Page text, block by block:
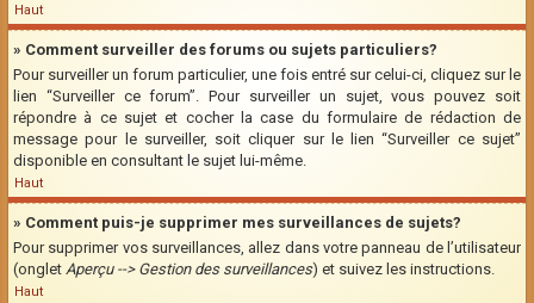
Haut
» Comment surveiller des forums ou sujets particuliers?
Pour surveiller un forum particulier, une fois entré sur celui-ci, cliquez sur le
lien “Surveiller ce forum”. Pour surveiller un sujet, vous pouvez soit
répondre à ce sujet et cocher la case du formulaire de rédaction de
message pour le surveiller, soit cliquer sur le lien “Surveiller ce sujet”
disponible en consultant le sujet lui-même.
Haut
» Comment puis-je supprimer mes surveillances de sujets?
Pour supprimer vos surveillances, allez dans votre panneau de l’utilisateur
(onglet Aperçu --> Gestion des surveillances) et suivez les instructions.
Haut